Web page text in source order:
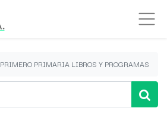
PRIMERO PRIMARIA LIBROS Y PROGRAMAS